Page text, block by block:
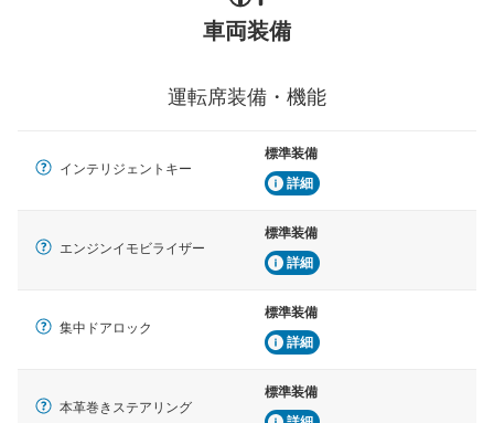
車両装備
運転席装備・機能
インテリジェントキー
標準装備
詳細
エンジンイモビライザー
標準装備
詳細
集中ドアロック
標準装備
詳細
本革巻きステアリング
標準装備